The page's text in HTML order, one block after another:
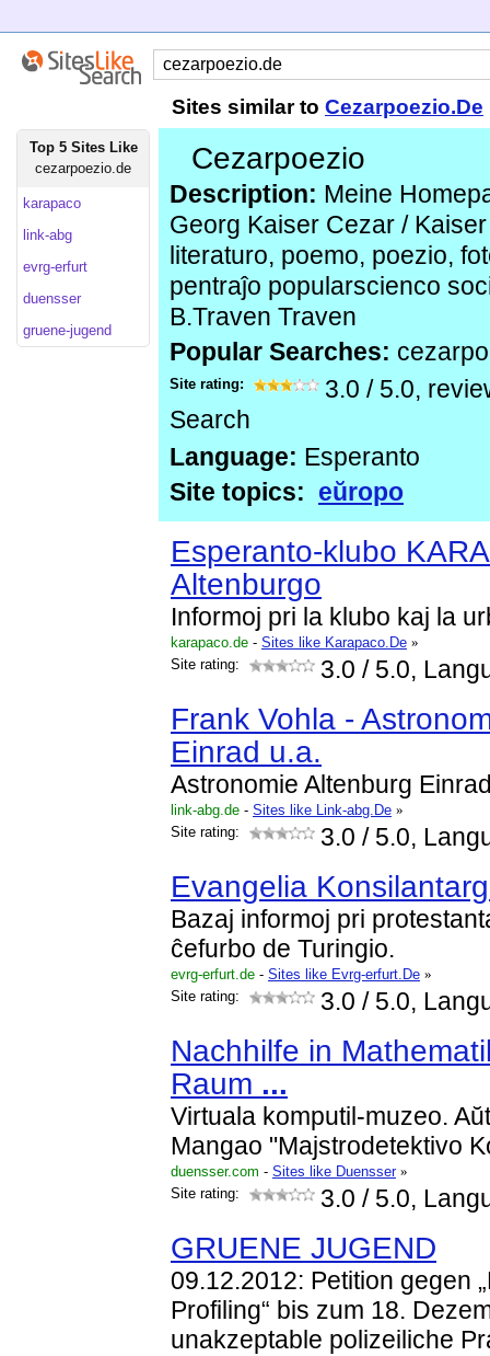
Sites similar to Cezarpoezio.De
Top 5 Sites Like
cezarpoezio.de
karapaco
link-abg
evrg-erfurt
duensser
gruene-jugend
Cezarpoezio
Description: Meine
Georg Kaiser Cezar /
literaturo, poemo, poezio,
pentraĵo popularscienco
B.Traven Traven
Popular Searches:
Site rating: 3.0 / 5.0,
Search
Language: Esperanto
Site topics: eŭropo
Esperanto-klubo
Altenburgo
Informoj pri la klubo kaj la
karapaco.de - Sites like Karapaco.De »
Site rating:
3.0 / 5.0,
Frank Vohla -
Einrad u.a.
Astronomie Altenburg
link-abg.de - Sites like Link-abg.De »
Site rating:
3.0 / 5.0,
Evangelia
Bazaj informoj pri
ĉefurbo de Turingio.
evrg-erfurt.de - Sites like Evrg-erfurt.De »
Site rating:
3.0 / 5.0,
Nachhilfe in
Raum ...
Virtuala komputil-muzeo.
Mangao "Majstrodetektivo
duensser.com - Sites like Duensser »
Site rating:
3.0 / 5.0,
GRUENE JUGEND
09.12.2012: Petition gegen
Profiling“ bis zum 18.
unakzeptable polizeiliche